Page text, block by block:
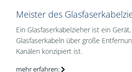
Meister des
Ein Glasfaserkabelzieher ist ein
Glasfaserkabeln über große
Kanälen konzipiert ist.
mehr erfahren: